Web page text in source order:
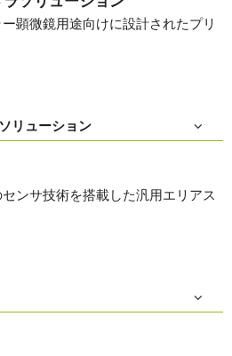
顕微鏡用途向けに設計されたプリ
リューション
ンサ技術を搭載した汎用エリアス